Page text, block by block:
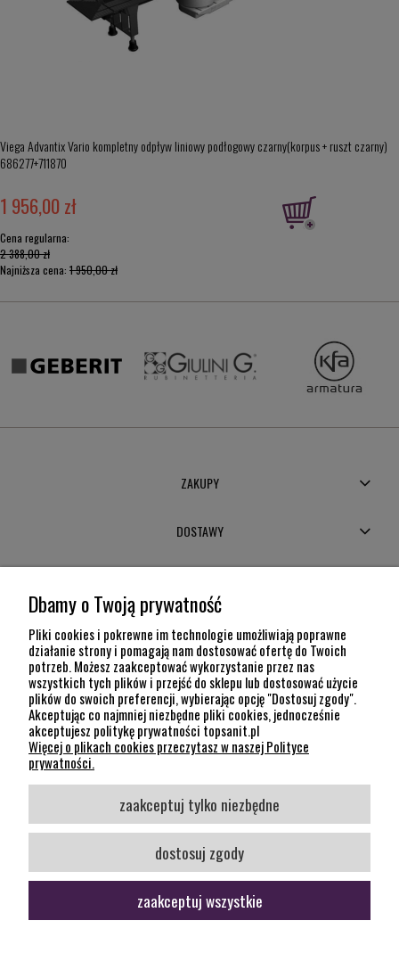
Viega Advantix Vario kompletny odpływ liniowy podłogowy czarny(korpus + ruszt czarny)
686277+711870
1 956,00 zł
Cena regularna:
2 388,00 zł
Najniższa cena: 1 950,00 zł
ZAKUPY
DOSTAWY
POMOC
INFORMACJE
KONTAKT
12 307 26 20
Kraków, 30-704 Na Dołach 8
SOCIAL MEDIA
Śledź nas
pokaż pełną wersję strony
Dbamy o Twoją prywatność
Pliki cookies i pokrewne im technologie umożliwiają poprawne
działanie strony i pomagają nam dostosować ofertę do Twoich
potrzeb. Możesz zaakceptować wykorzystanie przez nas
wszystkich tych plików i przejść do sklepu lub dostosować użycie
plików do swoich preferencji, wybierając opcję "Dostosuj zgody".
Akceptując co najmniej niezbędne pliki cookies, jednocześnie
akceptujesz politykę prywatności topsanit.pl
Więcej o plikach cookies przeczytasz w naszej Polityce
prywatności.
zaakceptuj tylko niezbędne
dostosuj zgody
zaakceptuj wszystkie